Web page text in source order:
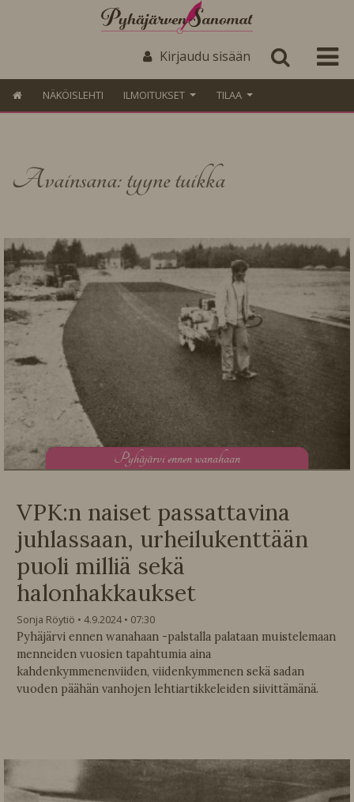
Kirjaudu sisään
NÄKÖISLEHTI ILMOITUKSET TILAA
Avainsana: tyyne tuikka
Pyhäjärvi ennen wanahaan
VPK:n naiset passattavina
juhlassaan, urheilukenttään
puoli milliä sekä
halonhakkaukset
Sonja Röytiö 4.9.2024
07:30
Pyhäjärvi ennen wanahaan -palstalla palataan muistelemaan
menneiden vuosien tapahtumia aina
kahdenkymmenenviiden, viidenkymmenen sekä sadan
vuoden päähän vanhojen lehtiartikkeleiden siivittämänä.